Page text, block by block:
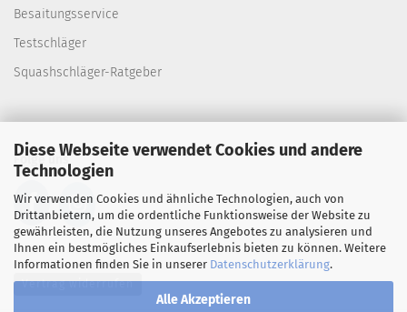
Diese Webseite verwendet Cookies und andere
Technologien
Wir verwenden Cookies und ähnliche Technologien, auch von
Drittanbietern, um die ordentliche Funktionsweise der Website zu
gewährleisten, die Nutzung unseres Angebotes zu analysieren und
Ihnen ein bestmögliches Einkaufserlebnis bieten zu können. Weitere
Informationen finden Sie in unserer Datenschutzerklärung.
Alle Akzeptieren
Besaitungsservice
Testschläger
Squashschläger-Ratgeber
Folge uns
Vertrag widerrufen